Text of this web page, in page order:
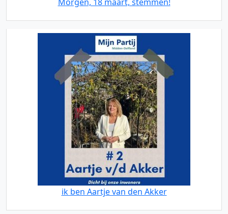
ik ben Aartje van den Akker